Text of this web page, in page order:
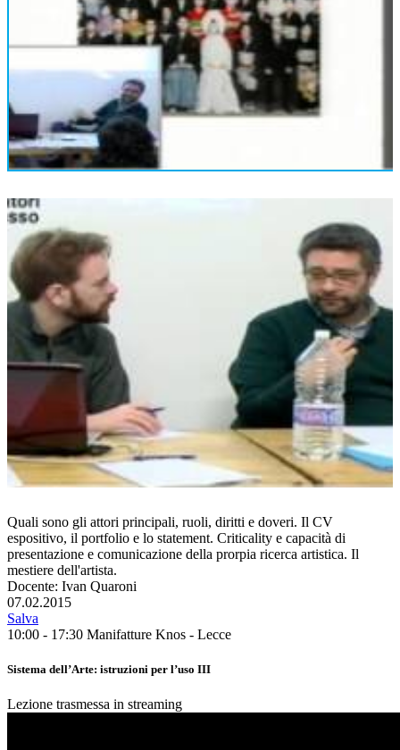
Quali sono gli attori principali, ruoli, diritti e doveri. Il CV
espositivo, il portfolio e lo statement. Criticality e capacità di
presentazione e comunicazione della prorpia ricerca artistica. Il
mestiere dell'artista.
Docente: Ivan Quaroni
07.02.2015
Salva
10:00 - 17:30 Manifatture Knos - Lecce
Sistema dell’Arte: istruzioni per l’uso III
Lezione trasmessa in streaming